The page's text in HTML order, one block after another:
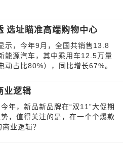
选址瞄准高端购物中心
示，今年9月，全国共销售13.8
能源汽车，其中乘用车12.5万量
动占比80%），同比增长67%。
业逻辑
年，新品新品牌在“双11”大促期
，值得关注的是，在一个个爆款
业逻辑？